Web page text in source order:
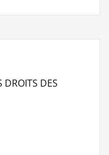
DROITS DES